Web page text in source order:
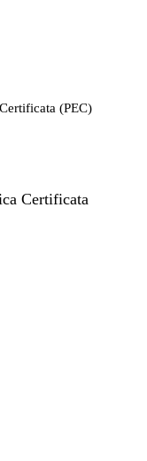
(PEC)
Certificata